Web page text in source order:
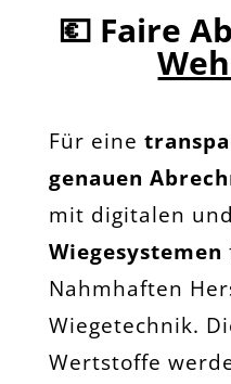
💶 Faire
Für eine
genauen
mit digitalen und
Wiegesystemen
Nahmhaften
Wiegetechnik.
Wertstoffe